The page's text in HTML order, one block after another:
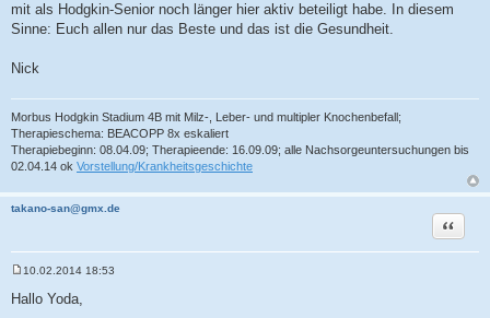
mit als Hodgkin-Senior noch länger hier aktiv beteiligt habe. In diesem
Sinne: Euch allen nur das Beste und das ist die Gesundheit.
Nick
Morbus Hodgkin Stadium 4B mit Milz-, Leber- und multipler Knochenbefall;
Therapieschema: BEACOPP 8x eskaliert
Therapiebeginn: 08.04.09; Therapieende: 16.09.09; alle Nachsorgeuntersuchungen bis
02.04.14 ok Vorstellung/Krankheitsgeschichte
takano-san@gmx.de
Zitat
e
i
10.02.2014 18:53
Hallo Yoda,